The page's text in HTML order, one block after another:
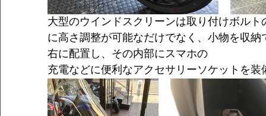
大型のウインドスクリーンは取り付けボル
に高さ調整が可能なだけでなく、小物を収
右に配置し、その内部にスマホの
充電などに便利なアクセサリーソケットを